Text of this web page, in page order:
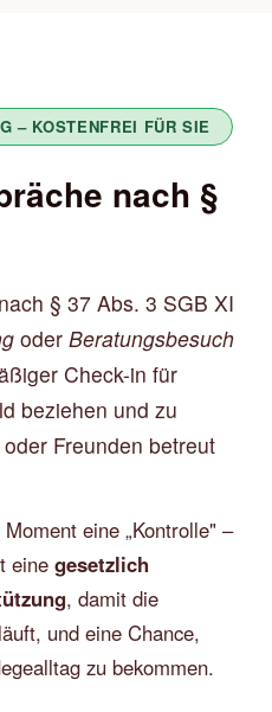
– KOSTENFREI FÜR SIE
nach §
§ 37 Abs. 3 SGB XI
oder Beratungsbesuch
Check-in für
beziehen und zu
Freunden betreut
eine „Kontrolle" –
eine gesetzlich
, damit die
und eine Chance,
zu bekommen.